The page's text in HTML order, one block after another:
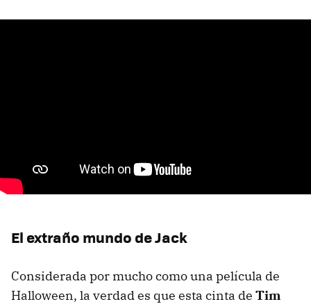
El extraño mundo de Jack
Considerada por mucho como una película de
Halloween, la verdad es que esta cinta de Tim